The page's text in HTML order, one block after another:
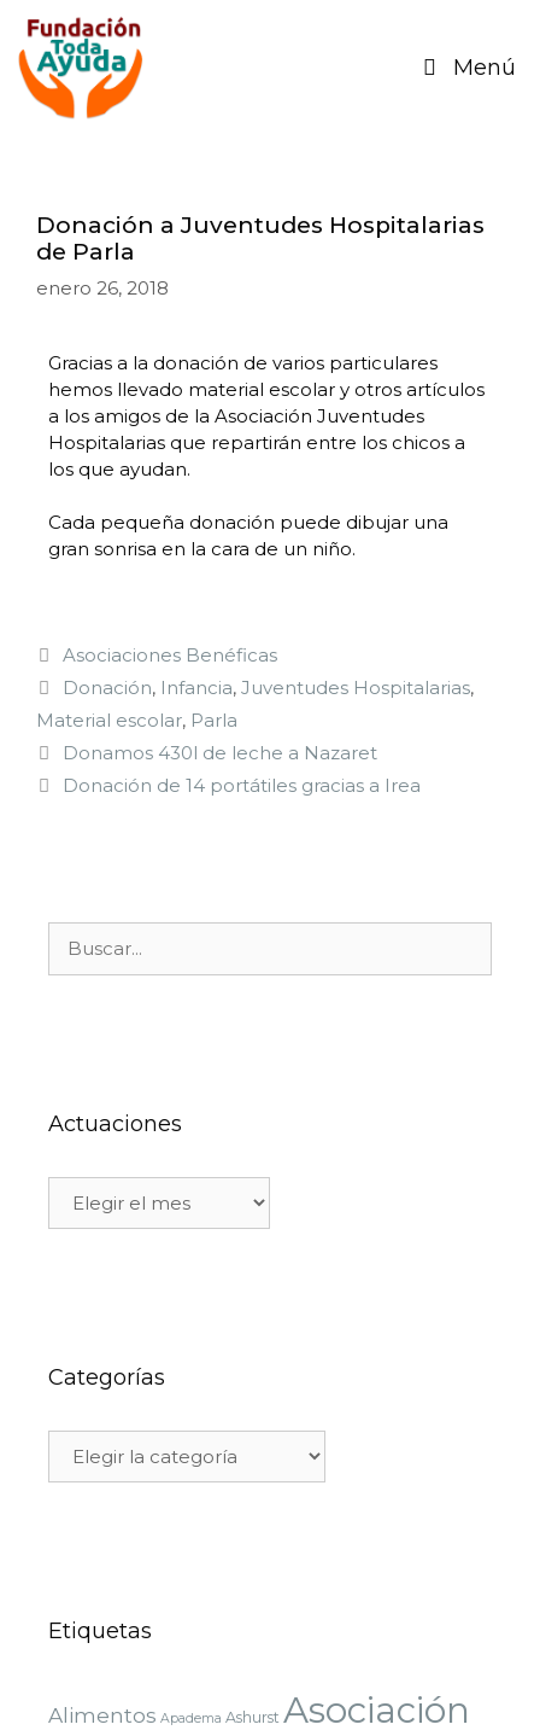
Menú
Donación a Juventudes Hospitalarias
de Parla
enero 26, 2018
Gracias a la donación de varios particulares
hemos llevado material escolar y otros artículos
a los amigos de la Asociación Juventudes
Hospitalarias que repartirán entre los chicos a
los que ayudan.
Cada pequeña donación puede dibujar una
gran sonrisa en la cara de un niño.
Asociaciones Benéficas
Donación, Infancia, Juventudes Hospitalarias,
Material escolar, Parla
Donamos 430l de leche a Nazaret
Donación de 14 portátiles gracias a Irea
Actuaciones
Categorías
Etiquetas
Alimentos Apadema Ashurst Asociación